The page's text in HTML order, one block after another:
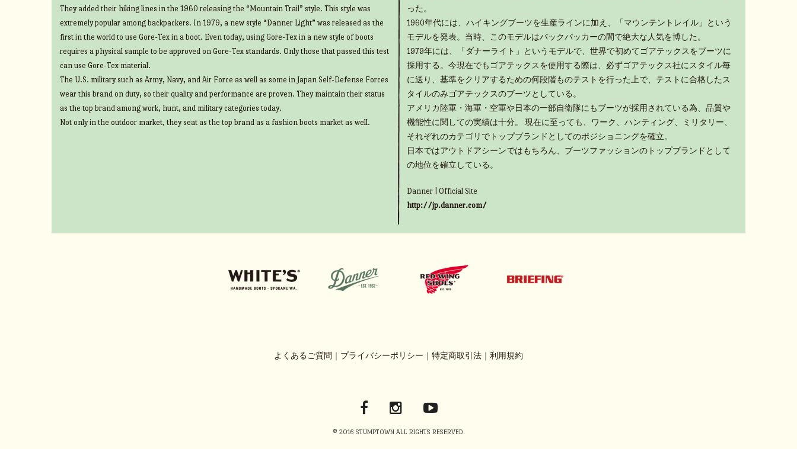
They added their hiking lines in the 1960 releasing the “Mountain Trail” style. This style was
extremely popular among backpackers. In 1979, a new style “Danner Light” was released as the
first in the world to use Gore-Tex in a boot. Even today, using Gore-Tex in a new style of boots
requires a physical sample to be approved on Gore-Tex standards. Only those that passed this test
can use Gore-Tex material.
The U.S. military such as Army, Navy, and Air Force as well as some in Japan Self-Defense Forces
wear this brand on duty, so their quality and performance are proven. They maintain their status
as the top brand among work, hunt, and military categories today.
Not only in the outdoor market, they seat as the top brand as a fashion boots market as well.
った。
1960年代には、ハイキングブーツを生産ラインに加え、「マウンテントレイル」という
モデルを発表。当時、このモデルはバックパッカーの間で絶大な人気を博した。
1979年には、「ダナーライト」というモデルで、世界で初めてゴアテックスをブーツに
採用する。今現在でもゴアテックスを使用する際は、必ずゴアテックス社にスタイル毎
に送り、基準をクリアするための何段階ものテストを行った上で、テストに合格したス
タイルのみゴアテックスのブーツとしている。
アメリカ陸軍・海軍・空軍や日本の一部自衛隊にもブーツが採用されている為、品質や
機能性に関しての実績は十分。 現在に至っても、ワーク、ハンティング、ミリタリー、
それぞれのカテゴリでトップブランドとしてのポジショニングを確立。
日本ではアウトドアシーンではもちろん、ブーツファッションのトップブランドとして
の地位を確立している。
Danner | Official Site
http://jp.danner.com/
よくあるご質問 プライバシーポリシー 特定商取引法 利用規約
© 2016 STUMPTOWN ALL RIGHTS RESERVED.